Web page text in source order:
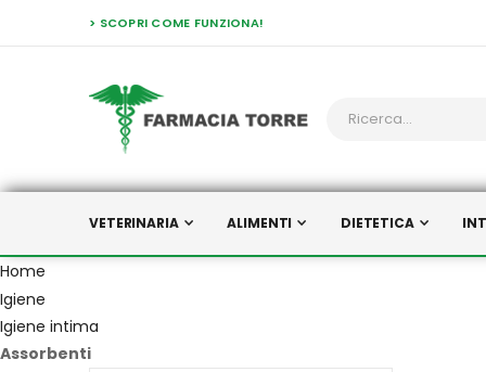
> SCOPRI COME FUNZIONA!
VETERINARIA ALIMENTI DIETETICA
Home
Igiene
Igiene intima
Assorbenti